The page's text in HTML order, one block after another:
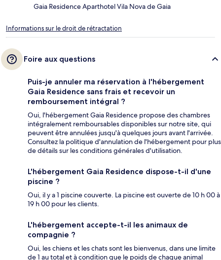
Gaia Residence Aparthotel Vila Nova de Gaia
Informations sur le droit de rétractation
Foire aux questions
Puis-je annuler ma réservation à l'hébergement
Gaia Residence sans frais et recevoir un
remboursement intégral ?
Oui, l'hébergement Gaia Residence propose des chambres
intégralement remboursables disponibles sur notre site, qui
peuvent être annulées jusqu'à quelques jours avant l'arrivée.
Consultez la politique d'annulation de l'hébergement pour plus
de détails sur les conditions générales d'utilisation.
L'hébergement Gaia Residence dispose-t-il d'une
piscine ?
Oui, il y a 1 piscine couverte. La piscine est ouverte de 10 h 00 à
19 h 00 pour les clients.
L'hébergement accepte-t-il les animaux de
compagnie ?
Oui, les chiens et les chats sont les bienvenus, dans une limite
de 1 au total et à condition que le poids de chaque animal